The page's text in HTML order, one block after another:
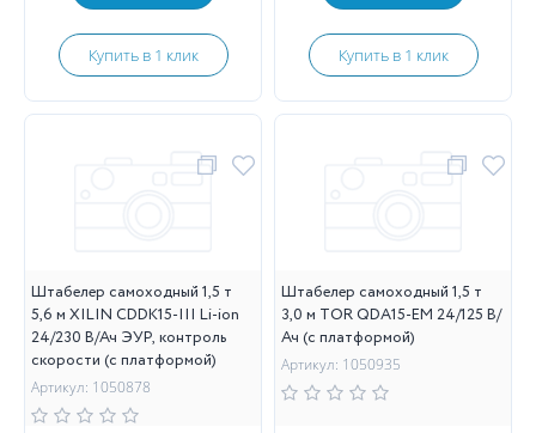
Купить в 1 клик Купить в 1 клик
Штабелер самоходный 1,5 т
5,6 м XILIN CDDK15-III Li-ion
24/230 В/Ач ЭУР, контроль
скорости (с платформой)
Артикул: 1050878
Штабелер самоходный 1,5 т
3,0 м TOR QDA15-EM 24/125 В/
Ач (с платформой)
Артикул: 1050935